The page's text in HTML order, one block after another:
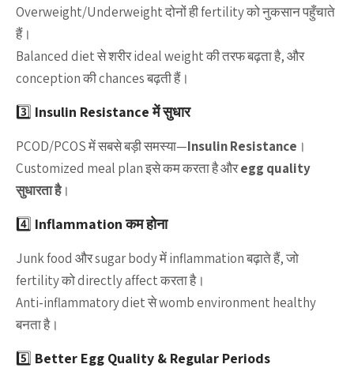
Overweight/Underweight दोनों ही fertility को नुकसान पहुँचाते
हैं।
Balanced diet से शरीर ideal weight की तरफ बढ़ता है, और
conception की chances बढ़ती हैं।
3️⃣ Insulin Resistance में सुधार
PCOD/PCOS में सबसे बड़ी समस्या—Insulin Resistance ।
Customized meal plan इसे कम करता है औरegg quality
सुधारता है।
4️⃣ Inflammation कम होना
Junk food और sugar body में inflammation बढ़ाते हैं, जो
fertility को directly affect करता है।
Anti-inflammatory diet से womb environment healthy
बनता है।
5️⃣ Better Egg Quality & Regular Periods